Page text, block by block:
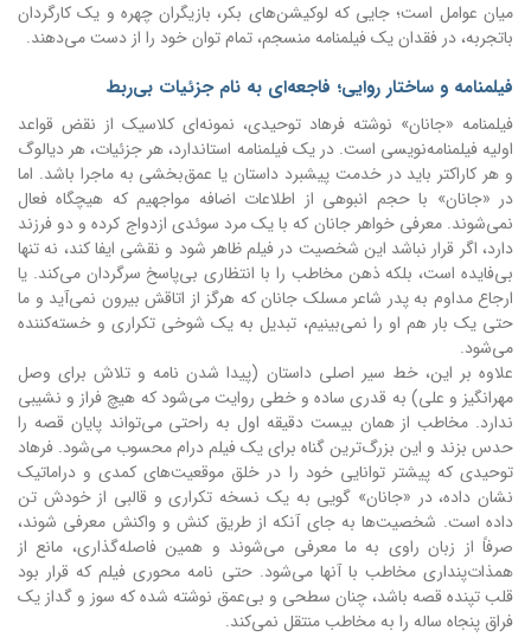
میان عوامل است؛ جایی که لوکیشن‌های بکر، بازیگران چهره و یک کارگردان
باتجربه، در فقدان یک فیلمنامه منسجم، تمام توان خود را از دست می‌دهند.
فیلمنامه و ساختار روایی؛ فاجعه‌ای به نام جزئیات بی‌ربط
فیلمنامه «جانان» نوشته فرهاد توحیدی، نمونه‌ای کلاسیک از نقض قواعد
اولیه فیلمنامه‌نویسی است. در یک فیلمنامه استاندارد، هر جزئیات، هر دیالوگ
و هر کاراکتر باید در خدمت پیشبرد داستان یا عمق‌بخشی به ماجرا باشد. اما
در «جانان» با حجم انبوهی از اطلاعات اضافه مواجهیم که هیچگاه فعال
نمی‌شوند. معرفی خواهر جانان که با یک مرد سوئدی ازدواج کرده و دو فرزند
دارد، اگر قرار نباشد این شخصیت در فیلم ظاهر شود و نقشی ایفا کند، نه تنها
بی‌فایده است، بلکه ذهن مخاطب را با انتظاری بی‌پاسخ سرگردان می‌کند. یا
ارجاع مداوم به پدر شاعر مسلک جانان که هرگز از اتاقش بیرون نمی‌آید و ما
حتی یک بار هم او را نمی‌بینیم، تبدیل به یک شوخی تکراری و خسته‌کننده
می‌شود.
علاوه بر این، خط سیر اصلی داستان (پیدا شدن نامه و تلاش برای وصل
مهرانگیز و علی) به قدری ساده و خطی روایت می‌شود که هیچ فراز و نشیبی
ندارد. مخاطب از همان بیست دقیقه اول به راحتی می‌تواند پایان قصه را
حدس بزند و این بزرگ‌ترین گناه برای یک فیلم درام محسوب می‌شود. فرهاد
توحیدی که پیشتر توانایی خود را در خلق موقعیت‌های کمدی و دراماتیک
نشان داده، در «جانان» گویی به یک نسخه تکراری و قالبی از خودش تن
داده است. شخصیت‌ها به جای آنکه از طریق کنش و واکنش معرفی شوند،
صرفاً از زبان راوی به ما معرفی می‌شوند و همین فاصله‌گذاری، مانع از
همذات‌پنداری مخاطب با آنها می‌شود. حتی نامه محوری فیلم که قرار بود
قلب تپنده قصه باشد، چنان سطحی و بی‌عمق نوشته شده که سوز و گداز یک
فراق پنجاه ساله را به مخاطب منتقل نمی‌کند.